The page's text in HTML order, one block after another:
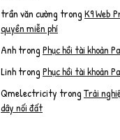
trần văn cường trongK9 Web
quyền miễn phí
AnhtrongPhục hồi tài khoản
LinhtrongPhục hồi tài khoản
Qmelectricity trongTrải
dây nối đất